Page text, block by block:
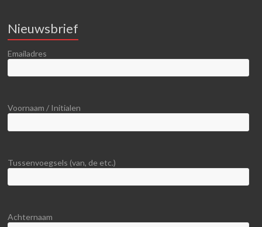
Nieuwsbrief
Emailadres
Voornaam / Initialen
Tussenvoegsels (van, de etc.)
Achternaam